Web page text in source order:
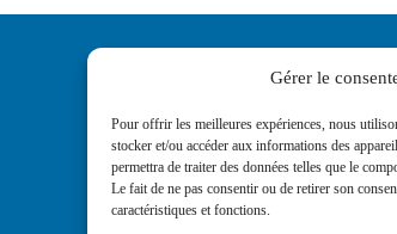
Gérer le
Pour offrir les meilleures expériences, nous
stocker et/ou accéder aux informations des
permettra de traiter des données telles que le
Le fait de ne pas consentir ou de retirer son
caractéristiques et fonctions.